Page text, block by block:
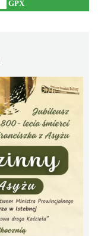
2026-08-16